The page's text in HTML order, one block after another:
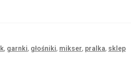
, garnki, głośniki, mikser, pralka, sklep